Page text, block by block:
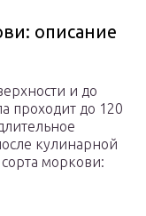
описание
и до
проходит до 120
кулинарной
моркови: